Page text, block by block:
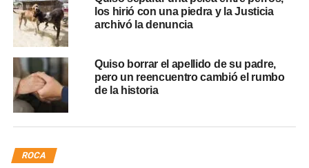
los hirió con una piedra y la Justicia
archivó la denuncia
Quiso borrar el apellido de su padre,
pero un reencuentro cambió el rumbo
de la historia
ROCA